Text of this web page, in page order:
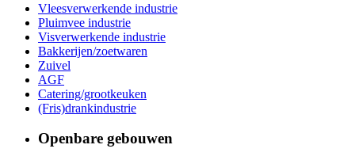
Vleesverwerkende industrie
Pluimvee industrie
Visverwerkende industrie
Bakkerijen/zoetwaren
Zuivel
AGF
Catering/grootkeuken
(Fris)drankindustrie
Openbare gebouwen